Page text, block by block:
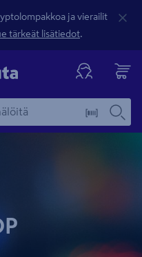
ja vierailit
tärkeät lisätiedot.